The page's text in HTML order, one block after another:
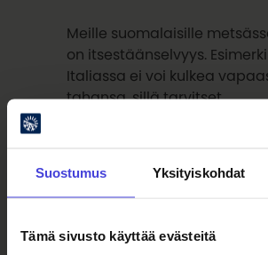
Suostumus Yksityiskohdat
Tämä sivusto käyttää evästeitä
Meille suomalaisille
on itsestäänselvyys.
Italiassa ei voi kulkea
tahansa, sillä tarvitset
vapaasti, pitää vain tietää
järjestänyt suhteensa